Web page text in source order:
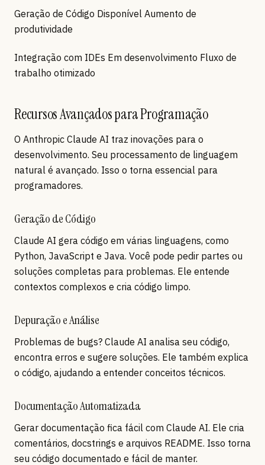
Geração de Código Disponível Aumento de
produtividade
Integração com IDEs Em desenvolvimento Fluxo de
trabalho otimizado
Recursos Avançados para Programação
O Anthropic Claude AI traz inovações para o
desenvolvimento. Seu processamento de linguagem
natural é avançado. Isso o torna essencial para
programadores.
Geração de Código
Claude AI gera código em várias linguagens, como
Python, JavaScript e Java. Você pode pedir partes ou
soluções completas para problemas. Ele entende
contextos complexos e cria código limpo.
Depuração e Análise
Problemas de bugs? Claude AI analisa seu código,
encontra erros e sugere soluções. Ele também explica
o código, ajudando a entender conceitos técnicos.
Documentação Automatizada
Gerar documentação fica fácil com Claude AI. Ele cria
comentários, docstrings e arquivos README. Isso torna
seu código documentado e fácil de manter.